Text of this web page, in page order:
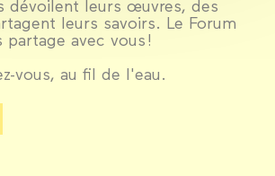
dévoilent leurs œuvres, des
leurs savoirs. Le Forum
avec vous !
vous, au fil de l'eau.